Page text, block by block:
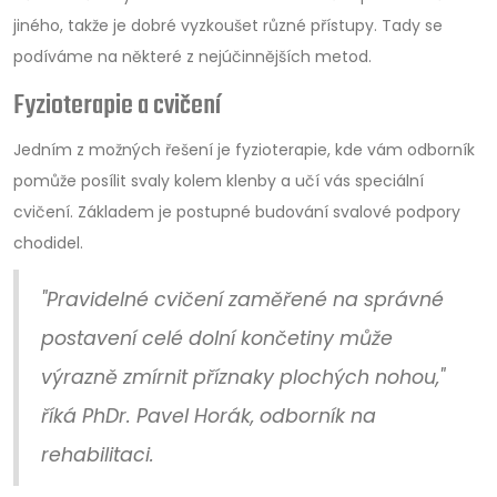
jiného, takže je dobré vyzkoušet různé přístupy. Tady se
podíváme na některé z nejúčinnějších metod.
Fyzioterapie a cvičení
Jedním z možných řešení je fyzioterapie, kde vám odborník
pomůže posílit svaly kolem klenby a učí vás speciální
cvičení. Základem je postupné budování svalové podpory
chodidel.
"Pravidelné cvičení zaměřené na správné
postavení celé dolní končetiny může
výrazně zmírnit příznaky plochých nohou,"
říká PhDr. Pavel Horák, odborník na
rehabilitaci.